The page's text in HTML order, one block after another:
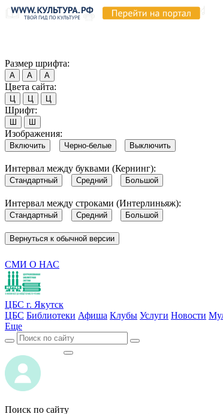
Размер шрифта:
А А А
Цвета сайта:
Ц Ц Ц
Шрифт:
Ш Ш
Изображения:
Включить Черно-белые Выключить
Интервал между буквами (Кернинг):
Стандартный Средний Большой
Интервал между строками (Интерлиньяж):
Стандартный Средний Большой
Вернуться к обычной версии
СМИ О НАС
ЦБС г. Якутск
ЦБС Библиотеки Афиша Клубы Услуги Новости
Еще
Поиск по сайту